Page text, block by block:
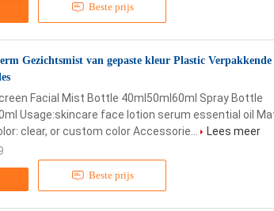
Beste prijs
Gezichtsmist van gepaste kleur Plastic Verpakkende
Beste prijs
Facial Mist Bottle 40ml50ml60ml Spray Bottle
Usage:skincare face lotion serum essential oil
clear, or custom color Accessorie...
Lees meer